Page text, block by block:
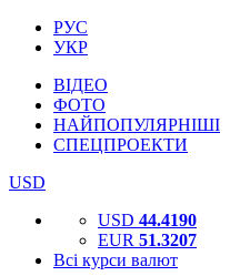
РУС
УКР
ВІДЕО
ФОТО
НАЙПОПУЛЯРНІШІ
СПЕЦПРОЕКТИ
USD
USD 44.4190
EUR 51.3207
Всі курси валют